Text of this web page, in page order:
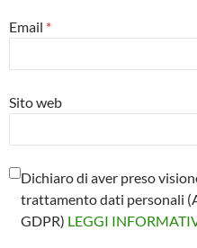
Email *
Sito web
Dichiaro di aver preso
trattamento dati personali
GDPR) LEGGI